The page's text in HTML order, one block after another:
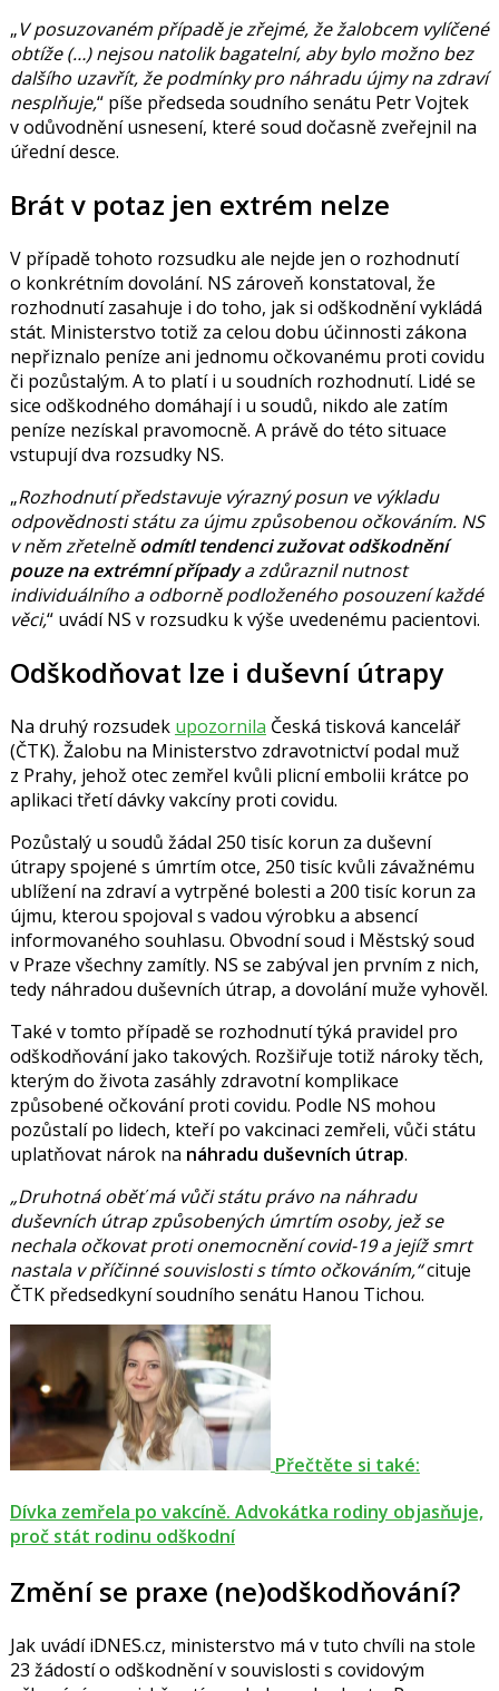
V posuzovaném případě je zřejmé, že žalobcem vylíčené
obtíže (…) nejsou natolik bagatelní, aby bylo možno bez
dalšího uzavřít, že podmínky pro náhradu újmy na zdraví
nesplňuje, píše předseda soudního senátu Petr Vojtek
v odůvodnění usnesení, které soud dočasně zveřejnil na
úřední desce.
Brát v potaz jen extrém nelze
V případě tohoto rozsudku ale nejde jen o rozhodnutí
o konkrétním dovolání. NS zároveň konstatoval, že
rozhodnutí zasahuje i do toho, jak si odškodnění vykládá
stát. Ministerstvo totiž za celou dobu účinnosti zákona
nepřiznalo peníze ani jednomu očkovanému proti covidu
či pozůstalým. A to platí i u soudních rozhodnutí. Lidé se
sice odškodného domáhají i u soudů, nikdo ale zatím
peníze nezískal pravomocně. A právě do této situace
vstupují dva rozsudky NS.
Rozhodnutí představuje výrazný posun ve výkladu
odpovědnosti státu za újmu způsobenou očkováním. NS
v něm zřetelněodmítl tendenci zužovat odškodnění
pouze na extrémní případya zdůraznil nutnost
individuálního a odborně podloženého posouzení každé
věci, uvádí NS v rozsudku k výše uvedenému pacientovi.
Odškodňovat lze i duševní útrapy
Na druhý rozsudek upozornila Česká tisková kancelář
(ČTK). Žalobu na Ministerstvo zdravotnictví podal muž
z Prahy, jehož otec zemřel kvůli plicní embolii krátce po
aplikaci třetí dávky vakcíny proti covidu.
Pozůstalý u soudů žádal 250 tisíc korun za duševní
útrapy spojené s úmrtím otce, 250 tisíc kvůli závažnému
ublížení na zdraví a vytrpěné bolesti a 200 tisíc korun za
újmu, kterou spojoval s vadou výrobku a absencí
informovaného souhlasu. Obvodní soud i Městský soud
v Praze všechny zamítly. NS se zabýval jen prvním z nich,
tedy náhradou duševních útrap, a dovolání muže vyhověl.
Také v tomto případě se rozhodnutí týká pravidel pro
odškodňování jako takových. Rozšiřuje totiž nároky těch,
kterým do života zasáhly zdravotní komplikace
způsobené očkování proti covidu. Podle NS mohou
pozůstalí po lidech, kteří po vakcinaci zemřeli, vůči státu
uplatňovat nárok na náhradu duševních útrap.
„Druhotná oběť má vůči státu právo na náhradu
duševních útrap způsobených úmrtím osoby, jež se
nechala očkovat proti onemocnění covid-19 a jejíž smrt
nastala v příčinné souvislosti s tímto očkováním,“cituje
ČTK předsedkyní soudního senátu Hanou Tichou.
Přečtěte si také:
Dívka zemřela po vakcíně. Advokátka rodiny objasňuje,
proč stát rodinu odškodní
Změní se praxe (ne)odškodňování?
Jak uvádí iDNES.cz, ministerstvo má v tuto chvíli na stole
23 žádostí o odškodnění v souvislosti s covidovým